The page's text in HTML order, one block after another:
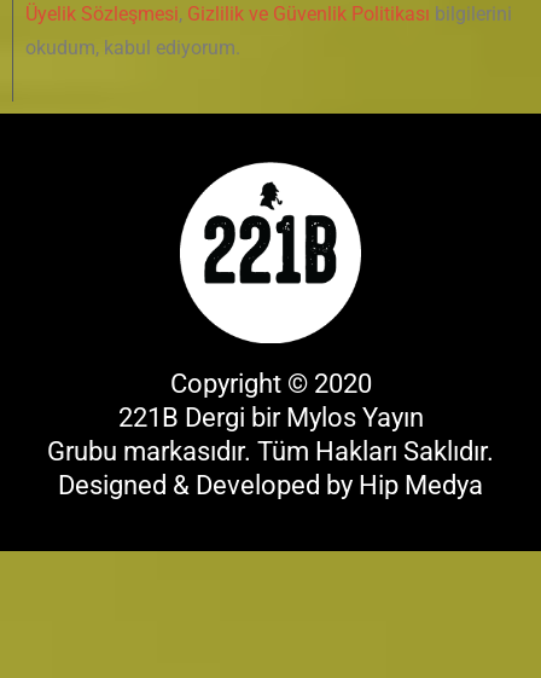
Üyelik Sözleşmesi, Gizlilik ve Güvenlik Politikası bilgilerini
okudum, kabul ediyorum.
Copyright © 2020
221B Dergi bir Mylos Yayın
Grubu markasıdır. Tüm Hakları Saklıdır.
Designed & Developed by Hip Medya